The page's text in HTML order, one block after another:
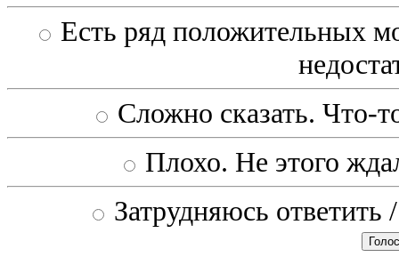
Есть ряд положительных
Сложно сказать. Что-
Плохо. Не этого
Затрудняюсь